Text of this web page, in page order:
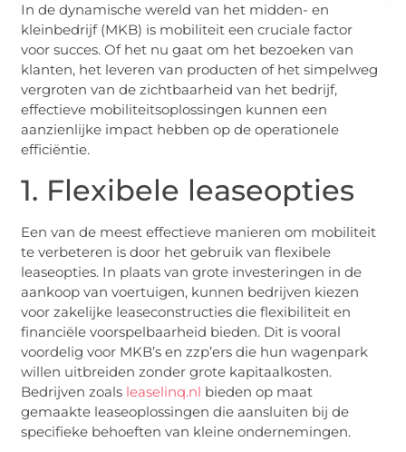
In de dynamische wereld van het midden- en
kleinbedrijf (MKB) is mobiliteit een cruciale factor
voor succes. Of het nu gaat om het bezoeken van
klanten, het leveren van producten of het simpelweg
vergroten van de zichtbaarheid van het bedrijf,
effectieve mobiliteitsoplossingen kunnen een
aanzienlijke impact hebben op de operationele
efficiëntie.
1. Flexibele leaseopties
Een van de meest effectieve manieren om mobiliteit
te verbeteren is door het gebruik van flexibele
leaseopties. In plaats van grote investeringen in de
aankoop van voertuigen, kunnen bedrijven kiezen
voor zakelijke leaseconstructies die flexibiliteit en
financiële voorspelbaarheid bieden. Dit is vooral
voordelig voor MKB’s en zzp’ers die hun wagenpark
willen uitbreiden zonder grote kapitaalkosten.
Bedrijven zoals leaselinq.nl bieden op maat
gemaakte leaseoplossingen die aansluiten bij de
specifieke behoeften van kleine ondernemingen.